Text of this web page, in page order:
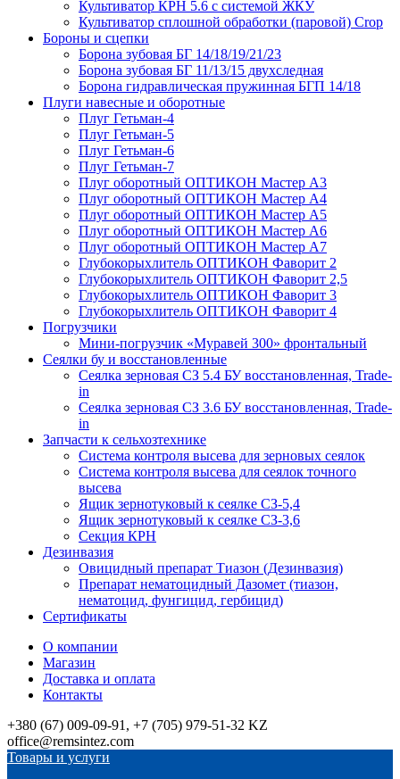
Культиватор КРН 5.6 с системой ЖКУ
Культиватор сплошной обработки (паровой) Crop
Бороны и сцепки
Борона зубовая БГ 14/18/19/21/23
Борона зубовая БГ 11/13/15 двухследная
Борона гидравлическая пружинная БГП 14/18
Плуги навесные и оборотные
Плуг Гетьман-4
Плуг Гетьман-5
Плуг Гетьман-6
Плуг Гетьман-7
Плуг оборотный ОПТИКОН Мастер А3
Плуг оборотный ОПТИКОН Мастер А4
Плуг оборотный ОПТИКОН Мастер А5
Плуг оборотный ОПТИКОН Мастер А6
Плуг оборотный ОПТИКОН Мастер А7
Глубокорыхлитель ОПТИКОН Фаворит 2
Глубокорыхлитель ОПТИКОН Фаворит 2,5
Глубокорыхлитель ОПТИКОН Фаворит 3
Глубокорыхлитель ОПТИКОН Фаворит 4
Погрузчики
Мини-погрузчик «Муравей 300» фронтальный
Сеялки бу и восстановленные
Сеялка зерновая СЗ 5.4 БУ восстановленная, Trade-
in
Сеялка зерновая СЗ 3.6 БУ восстановленная, Trade-
in
Запчасти к сельхозтехнике
Система контроля высева для зерновых сеялок
Система контроля высева для сеялок точного
высева
Ящик зернотуковый к сеялке СЗ-5,4
Ящик зернотуковый к сеялке СЗ-3,6
Секция КРН
Дезинвазия
Овицидный препарат Тиазон (Дезинвазия)
Препарат нематоцидный Дазомет (тиазон,
нематоцид, фунгицид, гербицид)
Сертификаты
О компании
Магазин
Доставка и оплата
Контакты
+380 (67) 009-09-91, +7 (705) 979-51-32 KZ
office@remsintez.com
Товары и услуги